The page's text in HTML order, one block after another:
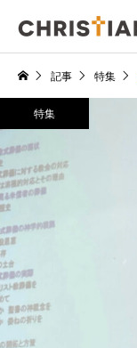
記事 特集
特集